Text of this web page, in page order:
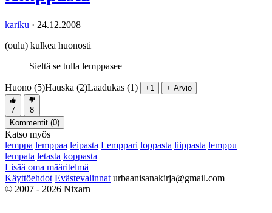
kariku · 24.12.2008
(oulu) kulkea huonosti
Sieltä se tulla lemppasee
Huono (5)Hauska (2)Laadukas (1) +1 + Arvio
7
8
Kommentit (0)
Katso myös
lemppa lemppaa leipasta Lemppari loppasta liippasta lemppu
lempata letasta koppasta
Lisää oma määritelmä
Käyttöehdot Evästevalinnat urbaanisanakirja@gmail.com
© 2007 - 2026 Nixarn